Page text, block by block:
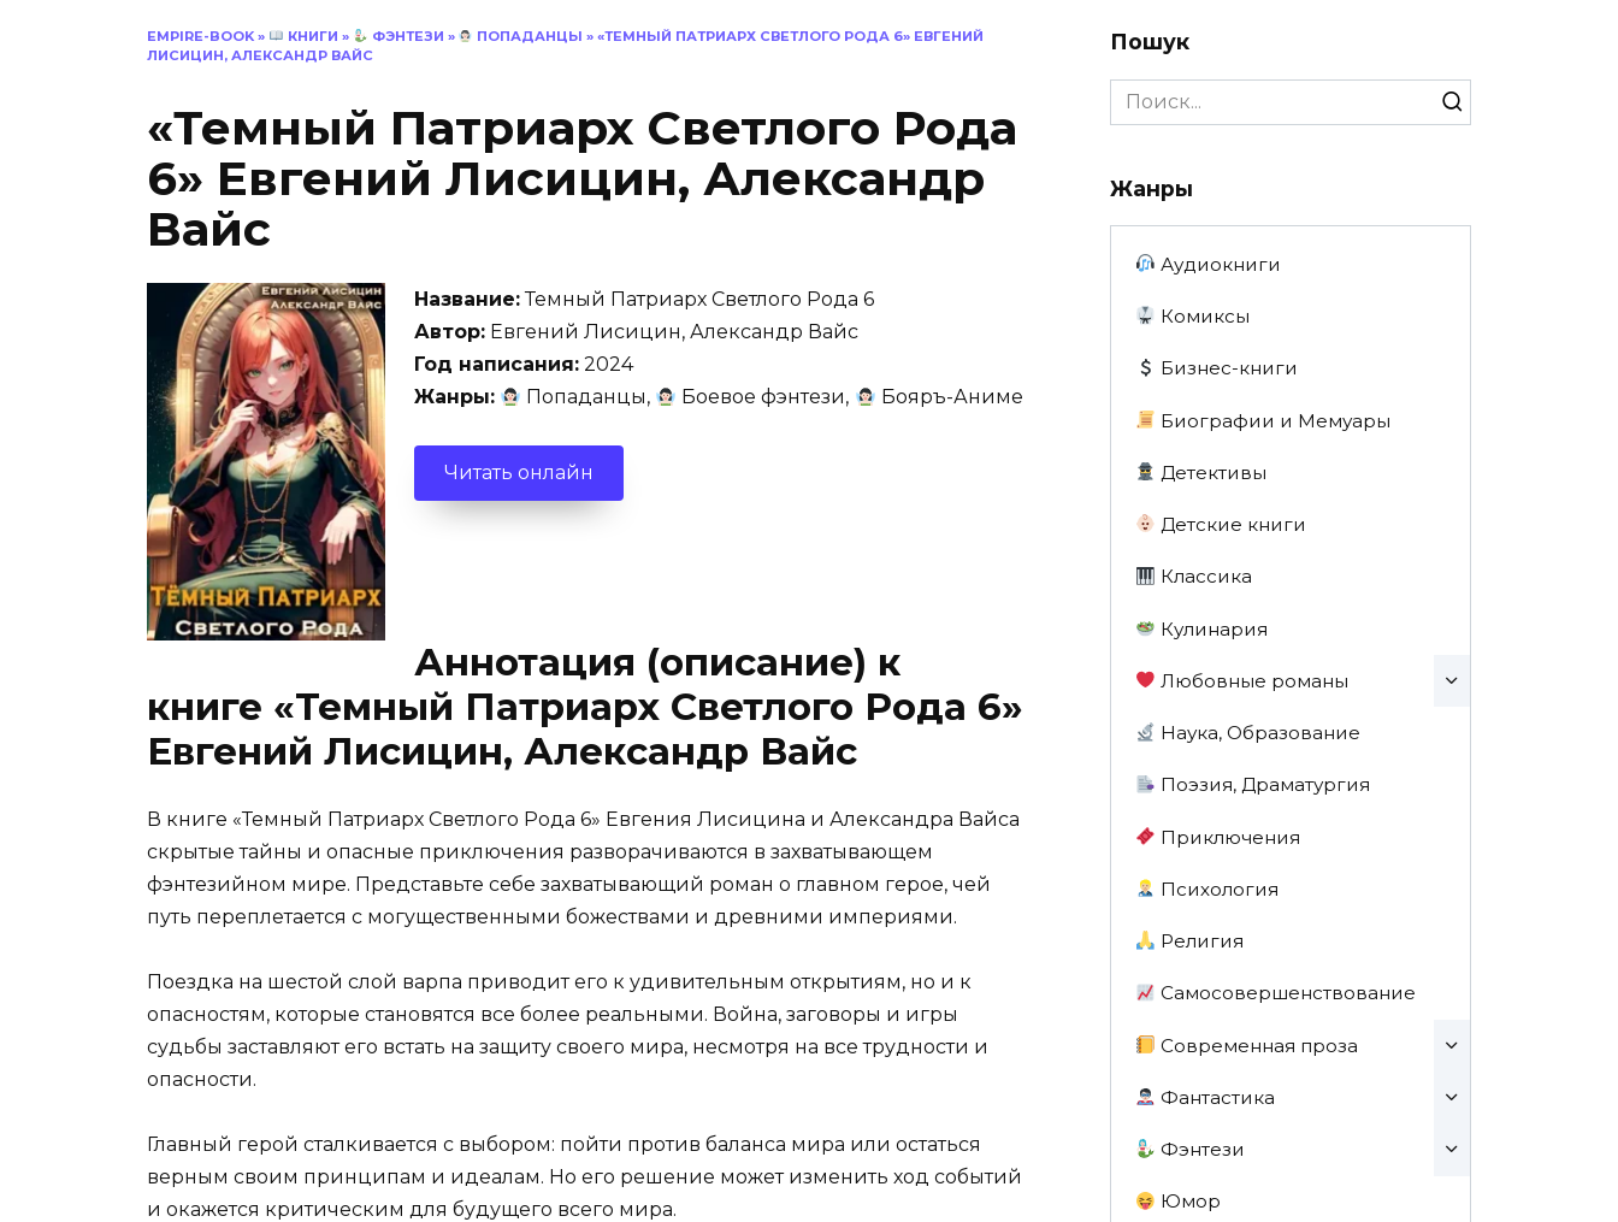
EMPIRE-BOOK » КНИГИ » ФЭНТЕЗИ » ПОПАДАНЦЫ »«ТЕМНЫЙ ПАТРИАРХ СВЕТЛОГО РОДА 6» ЕВГЕНИЙ
ЛИСИЦИН, АЛЕКСАНДР ВАЙС
«Темный Патриарх Светлого Рода
6» Евгений Лисицин, Александр
Вайс
Название:Темный Патриарх Светлого Рода 6
Автор: Евгений Лисицин, Александр Вайс
Год написания: 2024
Жанры:
Попаданцы, Боевое фэнтези, Бояръ-Аниме
Читать онлайн
Аннотация (описание) к
книге «Темный Патриарх Светлого Рода 6»
Евгений Лисицин, Александр Вайс
В книге «Темный Патриарх Светлого Рода 6» Евгения Лисицина и Александра Вайса
скрытые тайны и опасные приключения разворачиваются в захватывающем
фэнтезийном мире. Представьте себе захватывающий роман о главном герое, чей
путь переплетается с могущественными божествами и древними империями.
Поездка на шестой слой варпа приводит его к удивительным открытиям, но и к
опасностям, которые становятся все более реальными. Война, заговоры и игры
судьбы заставляют его встать на защиту своего мира, несмотря на все трудности и
опасности.
Главный герой сталкивается с выбором: пойти против баланса мира или остаться
верным своим принципам и идеалам. Но его решение может изменить ход событий
и окажется критическим для будущего всего мира.
Пошук
Search
for:
Жанры
Аудиокниги
Комиксы
Бизнес-книги
Биографии и Мемуары
Детективы
Детские книги
Классика
Кулинария
Любовные романы
Наука, Образование
Поэзия, Драматургия
Приключения
Психология
Религия
Самосовершенствование
Современная проза
Фантастика
Фэнтези
Юмор